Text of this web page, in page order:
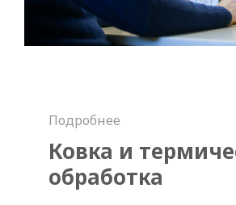
Подробнее
Ковка и
обработка